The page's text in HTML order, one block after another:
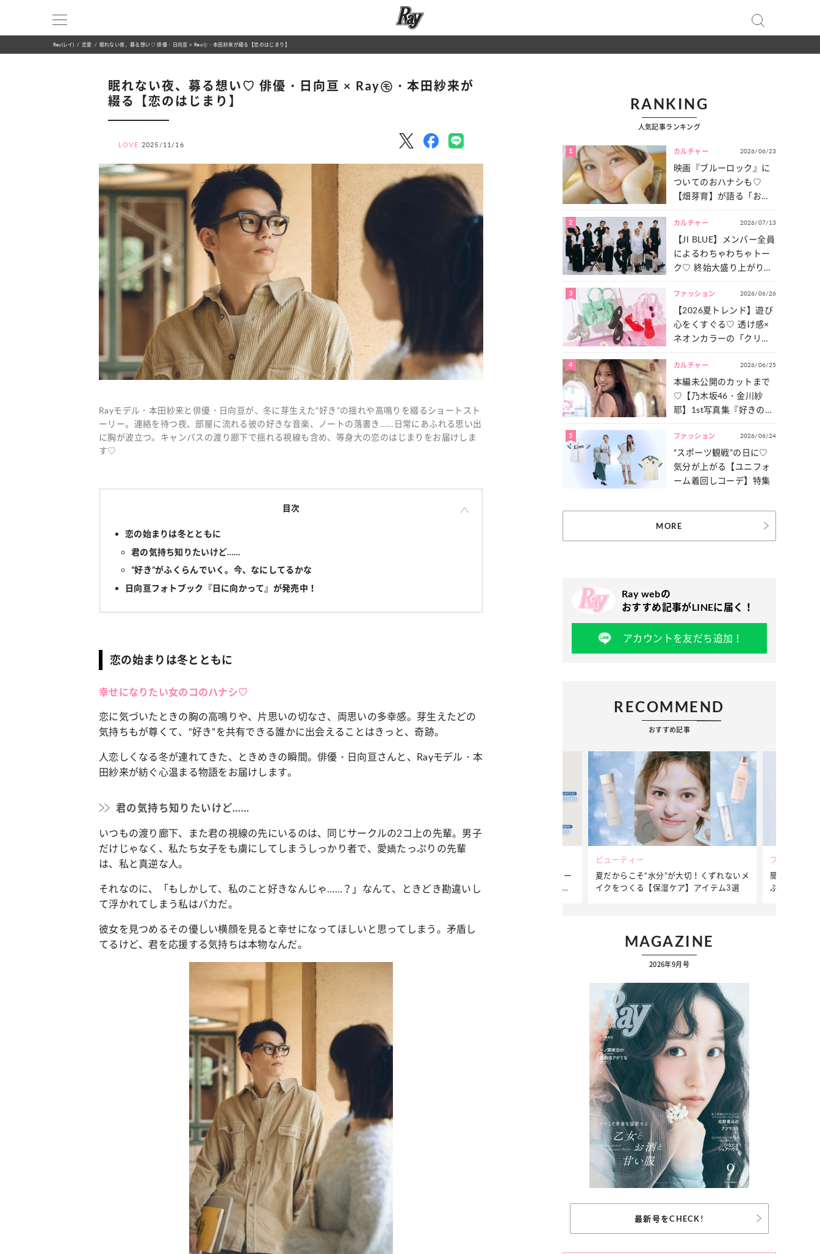
Ray(レイ) 恋愛 眠れない夜、募る想い♡ 俳優・日向亘 × Ray㋲・本田紗来が綴る【恋のはじまり】
眠れない夜、募る想い♡ 俳優・日向亘 × Ray㋲・本田紗来が
綴る【恋のはじまり】
LOVE 2025/11/16
Rayモデル・本田紗来と俳優・日向亘が、冬に芽生えた“好き”の揺れや高鳴りを綴るショートスト
ーリー。連絡を待つ夜、部屋に流れる彼の好きな音楽、ノートの落書き……日常にあふれる思い出
に胸が波立つ。キャンパスの渡り廊下で揺れる視線も含め、等身大の恋のはじまりをお届けしま
す♡
目次
恋の始まりは冬とともに
君の気持ち知りたいけど……
“好き”がふくらんでいく。今、なにしてるかな
日向亘フォトブック『日に向かって』が発売中！
恋の始まりは冬とともに
幸せになりたい女のコのハナシ♡
恋に気づいたときの胸の高鳴りや、片思いの切なさ、両思いの多幸感。芽生えたどの
気持ちもが尊くて、“好き”を共有できる誰かに出会えることはきっと、奇跡。
人恋しくなる冬が連れてきた、ときめきの瞬間。俳優・日向亘さんと、Rayモデル・本
田紗来が紡ぐ心温まる物語をお届けします。
君の気持ち知りたいけど……
いつもの渡り廊下、また君の視線の先にいるのは、同じサークルの2コ上の先輩。男子
だけじゃなく、私たち女子をも虜にしてしまうしっかり者で、愛嬌たっぷりの先輩
は、私と真逆な人。
それなのに、「もしかして、私のこと好きなんじゃ……？」なんて、ときどき勘違いし
て浮かれてしまう私はバカだ。
彼女を見つめるその優しい横顔を見ると幸せになってほしいと思ってしまう。矛盾し
てるけど、君を応援する気持ちは本物なんだ。
RANKING
人気記事ランキング
1 カルチャー 2026/06/23
映画『ブルーロック』に
ついてのおハナシも♡
【畑芽育】が語る「お仕
は？
2 カルチャー 2026/07/13
【JI BLUE】メンバー全員
によるわちゃわちゃトー
ク♡ 終始大盛り上がりだ
一気見せ！
3 ファッション 2026/06/26
【2026夏トレンド】遊び
心をくすぐる♡ 透け感×
ネオンカラーの「クリア
4 カルチャー 2026/06/25
本編未公開のカットまで
♡【乃木坂46・金川紗
耶】1st写真集『好きのグ
たっぷりとお届け！
5 ファッション 2026/06/24
“スポーツ観戦”の日に♡
気分が上がる【ユニフォ
ーム着回しコーデ】特集
MORE
Ray webの
おすすめ記事がLINEに届く！
アカウントを友だち追加！
RECOMMEND
おすすめ記事
カルチャー
れ女子が夢中な「ヌン活」の楽しみ方
8月20日の運勢は？
【Dリーグ】Ray世代注目のプロダンサー
集団♡ 各チームを彩る「イケメンダンサ
ビューティー
夏だからこそ“水分”が大切！くずれないメ
イクをつくる【保湿ケア】アイテム3選
ファッション
簡単アレン
ぷりの【そ
MAGAZINE
2026年9月号
最新号をCHECK!